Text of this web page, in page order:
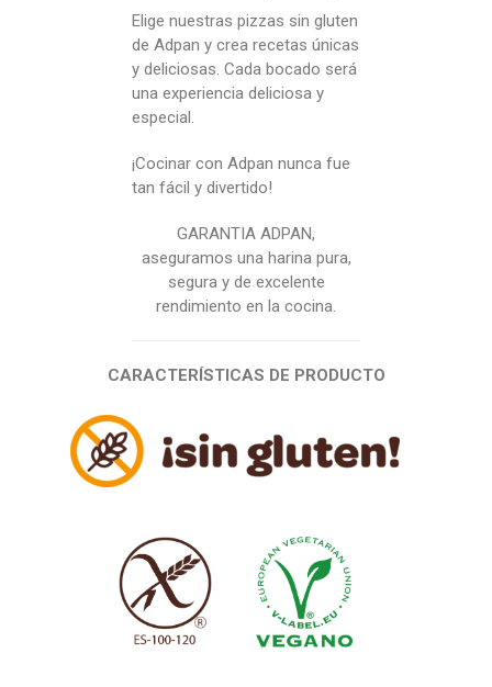
Elige nuestras pizzas sin gluten
de Adpan y crea recetas únicas
y deliciosas. Cada bocado será
una experiencia deliciosa y
especial.
¡Cocinar con Adpan nunca fue
tan fácil y divertido!
GARANTIA ADPAN,
aseguramos una harina pura,
segura y de excelente
rendimiento en la cocina.
CARACTERÍSTICAS DE PRODUCTO